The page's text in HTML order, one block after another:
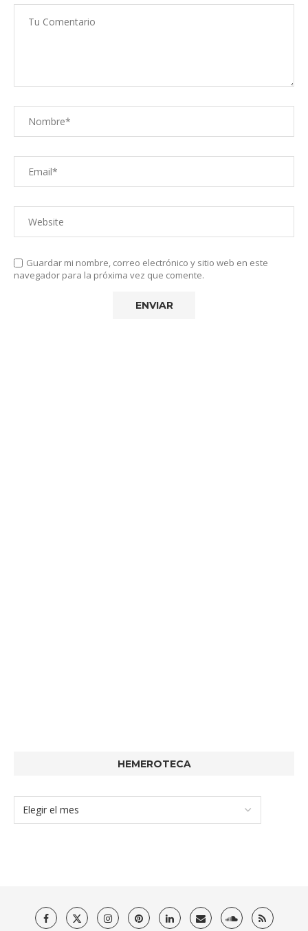
Guardar mi nombre, correo electrónico y sitio web en este
navegador para la próxima vez que comente.
HEMEROTECA